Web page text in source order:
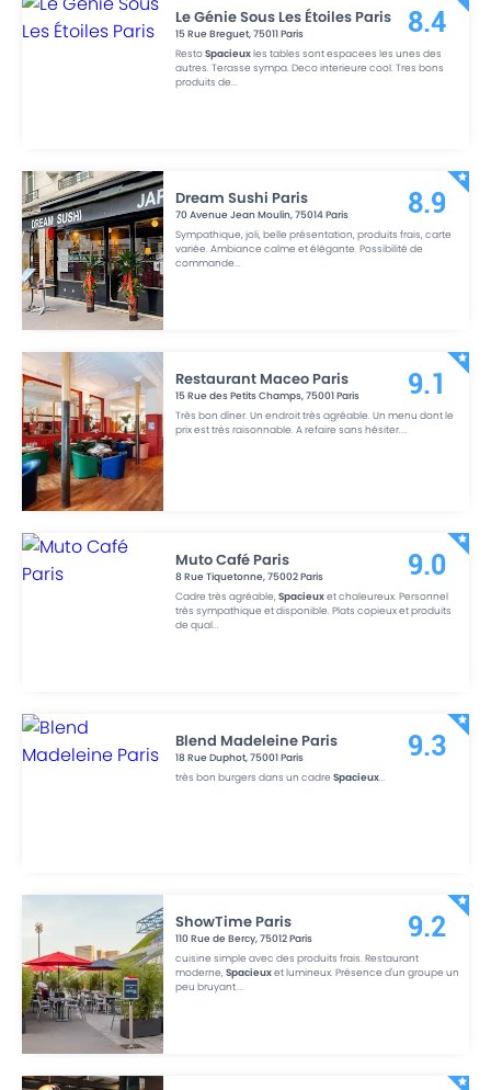
Le Génie Sous Les Étoiles Paris
15 Rue Breguet,75011Paris
RestoSpacieuxles tables sont espacees les unes des
autres. Terasse sympa. Deco interieure cool. Tres bons
produits de...
8.4
Dream Sushi Paris
70 Avenue Jean Moulin,75014Paris
Sympathique, joli, belle présentation, produits frais, carte
variée. Ambiance calme et élégante. Possibilité de
commande...
8.9
Restaurant Maceo Paris
15 Rue des Petits Champs,75001Paris
Très bon dîner. Un endroit très agréable. Un menu dont le
prix est très raisonnable. A refaire sans hésiter....
9.1
Muto Café Paris
8 Rue Tiquetonne,75002Paris
Cadre très agréable,Spacieuxet chaleureux. Personnel
très sympathique et disponible. Plats copieux et produits
de qual...
9.0
Blend Madeleine Paris
18 Rue Duphot,75001Paris
très bon burgers dans un cadreSpacieux...
9.3
ShowTime Paris
110 Rue de Bercy,75012Paris
cuisine simple avec des produits frais. Restaurant
moderne,Spacieuxet lumineux. Présence d'un groupe un
peu bruyant....
9.2